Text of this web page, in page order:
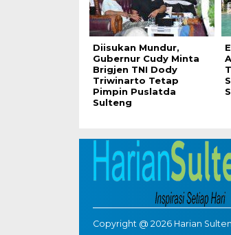
Diisukan Mundur,
Gubernur Cudy Minta
Brigjen TNI Dody
Triwinarto Tetap
Pimpin Puslatda
Sulteng
Copyright @ 2026 Harian